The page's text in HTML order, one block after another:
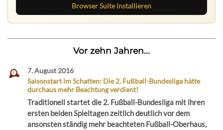
Browser Suite installieren
Vor zehn Jahren...
7. August 2016
Saisonstart im Schatten: Die 2. Fußball-Bundesliga hätte
durchaus mehr Beachtung verdient!
Traditionell startet die 2. Fußball-Bundesliga mit ihren
ersten beiden Spieltagen zeitlich deutlich vor dem
ansonsten ständig mehr beachteten Fußball-Oberhaus,